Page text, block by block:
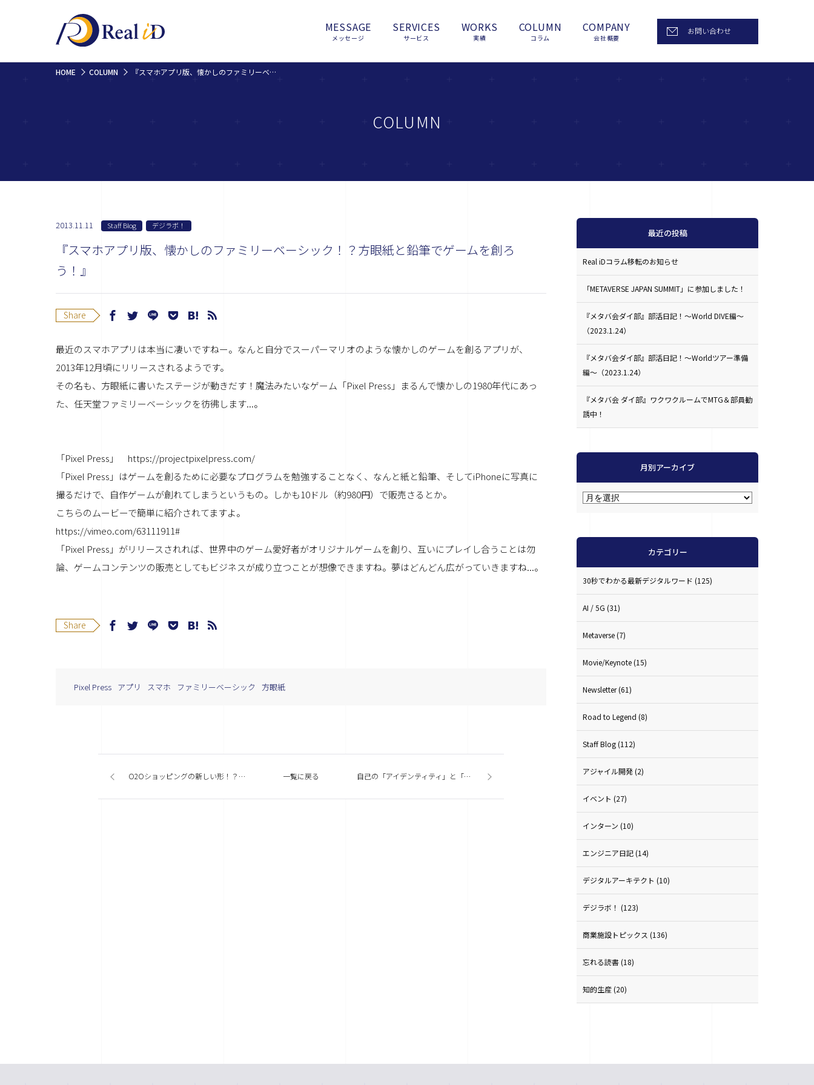
MESSAGE
メッセージ
SERVICES
サービス
WORKS
実績
COLUMN
コラム
COMPANY
会社概要
お問い合わせ
HOME COLUMN 『スマホアプリ版、懐かしのファミリーベーシック！？方眼紙と鉛筆でゲームを創ろう！』
COLUMN
2013.11.11 Staff Blog デジラボ！
『スマホアプリ版、懐かしのファミリーベーシック！？方眼紙と鉛筆でゲームを創ろ
う！』
Share
最近のスマホアプリは本当に凄いですねー。なんと自分でスーパーマリオのような懐かしのゲームを創るアプリが、
2013年12月頃にリリースされるようです。
その名も、方眼紙に書いたステージが動きだす！魔法みたいなゲーム「Pixel Press」まるんで懐かしの1980年代にあっ
た、任天堂ファミリーベーシックを彷彿します...。
「Pixel Press」 https://projectpixelpress.com/
「Pixel Press」はゲームを創るために必要なプログラムを勉強することなく、なんと紙と鉛筆、そしてiPhoneに写真に
撮るだけで、自作ゲームが創れてしまうというもの。しかも10ドル（約980円）で販売さるとか。
こちらのムービーで簡単に紹介されてますよ。
https://vimeo.com/63111911#
「Pixel Press」がリリースされれば、世界中のゲーム愛好者がオリジナルゲームを創り、互いにプレイし合うことは勿
論、ゲームコンテンツの販売としてもビジネスが成り立つことが想像できますね。夢はどんどん広がっていきますね...。
Share
Pixel Press アプリ スマホ ファミリーベーシック 方眼紙
O2Oショッピングの新しい形！？WEAR（ウェア）をパルコで体験してきた！ 一覧に戻る 自己の「アイデンティティ」と「ステータス」の違いについて考える
最近の投稿
Real iDコラム移転のお知らせ
「METAVERSE JAPAN SUMMIT」に参加しました！
『メタバ会ダイ部』部活日記！〜World DIVE編〜
（2023.1.24）
『メタバ会ダイ部』部活日記！〜Worldツアー準備
編〜（2023.1.24）
『メタバ会 ダイ部』ワクワクルームでMTG＆部員勧
誘中！
月別アーカイブ
カテゴリー
30秒でわかる最新デジタルワード (125)
AI / 5G (31)
Metaverse(7)
Movie/Keynote(15)
Newsletter(61)
Road to Legend (8)
Staff Blog(112)
アジャイル開発(2)
イベント (27)
インターン (10)
エンジニア日記(14)
デジタルアーキテクト (10)
デジラボ！ (123)
商業施設トピックス (136)
忘れる読書(18)
知的生産(20)